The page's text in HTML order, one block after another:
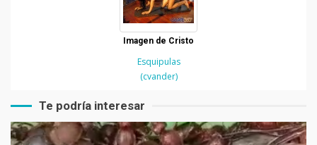
Imagen de Cristo
Esquipulas
(cvander)
Te podría interesar